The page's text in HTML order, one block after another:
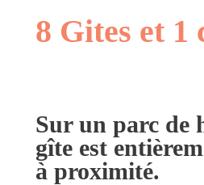
8 Gites et 1
Sur un parc de
gîte est
à proximité.